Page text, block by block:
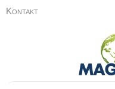
Kontakt